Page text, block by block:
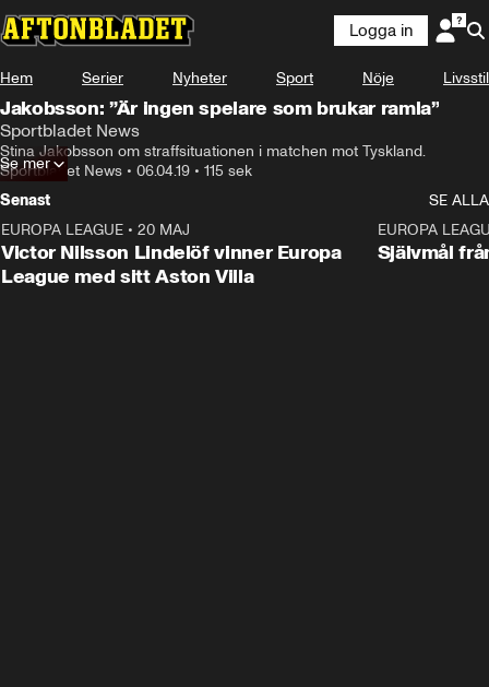
Logga in
Hem Serier Nyheter Sport Nöje Livsstil
Jakobsson: ”Är ingen spelare som brukar ramla”
Sportbladet News
Stina Jakobsson om straffsituationen i matchen mot Tyskland.
Sportbladet News • 06.04.19 • 115 sek
Se mer
Senast
SE ALLA
EUROPA LEAGUE • 20 MAJ
Victor Nilsson Lindelöf vinner Europa
League med sitt Aston Villa
EUROPA
Självmål